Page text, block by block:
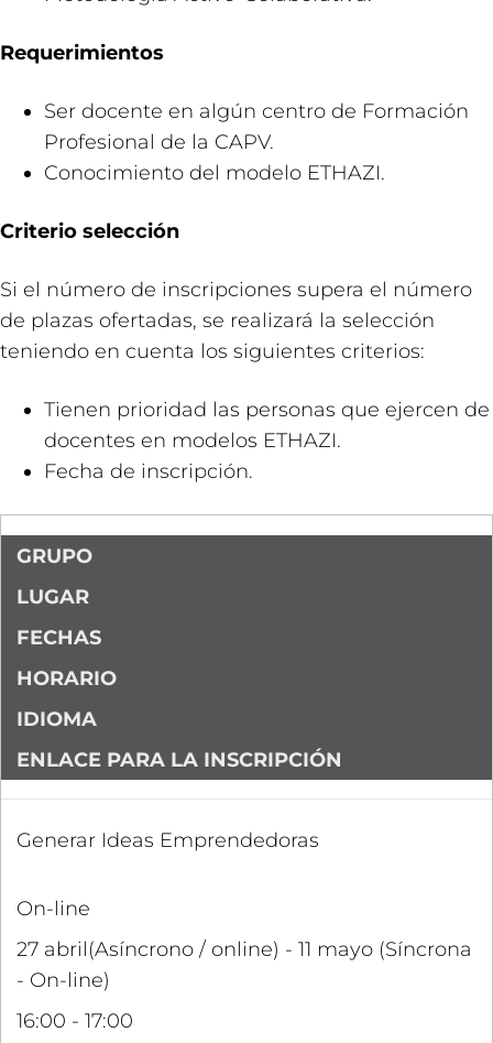
Requerimientos
Ser docente en algún centro de Formación
Profesional de la CAPV.
Conocimiento del modelo ETHAZI.
Criterio selección
Si el número de inscripciones supera el número
de plazas ofertadas, se realizará la selección
teniendo en cuenta los siguientes criterios:
Tienen prioridad las personas que ejercen de
docentes en modelos ETHAZI.
Fecha de inscripción.
GRUPO
LUGAR
FECHAS
HORARIO
IDIOMA
ENLACE PARA LA INSCRIPCIÓN
Generar Ideas Emprendedoras
On-line
27 abril(Asíncrono / online) - 11 mayo (Síncrona
- On-line)
16:00 - 17:00